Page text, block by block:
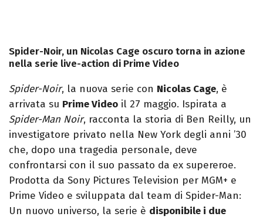
Spider-Noir, un Nicolas Cage oscuro torna in azione
nella serie live-action di Prime Video
Spider-Noir, la nuova serie con Nicolas Cage, è
arrivata su Prime Video il 27 maggio. Ispirata a
Spider-Man Noir, racconta la storia di Ben Reilly, un
investigatore privato nella New York degli anni ’30
che, dopo una tragedia personale, deve
confrontarsi con il suo passato da ex supereroe.
Prodotta da Sony Pictures Television per MGM+ e
Prime Video e sviluppata dal team di Spider-Man:
Un nuovo universo, la serie è disponibile i due